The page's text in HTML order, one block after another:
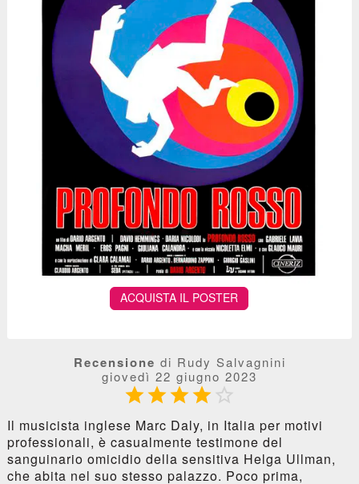
ACQUISTA IL POSTER
Recensione di Rudy Salvagnini
giovedì 22 giugno 2023
 
Il musicista inglese Marc Daly, in Italia per motivi
professionali, è casualmente testimone del
sanguinario omicidio della sensitiva Helga Ullman,
che abita nel suo stesso palazzo. Poco prima,